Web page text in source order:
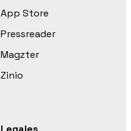
App Store
Pressreader
Magzter
Zinio